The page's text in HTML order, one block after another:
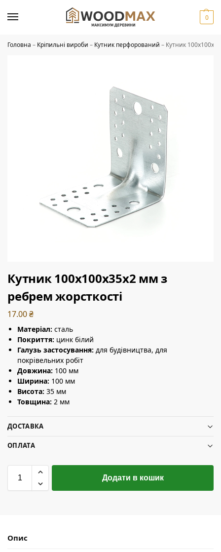
0
Головна – Кріпильні вироби – Кутник перфорований – Кутник
Кутник 100х100х35х2 мм з
ребрем жорсткості
17.00₴
Матеріал: сталь
Покриття: цинк білий
Галузь застосування: для будівництва, для
покрівельних робіт
Довжина: 100 мм
Ширина: 100 мм
Висота: 35 мм
Товщина: 2 мм
ДОСТАВКА
ОПЛАТА
Додати в кошик
Опис